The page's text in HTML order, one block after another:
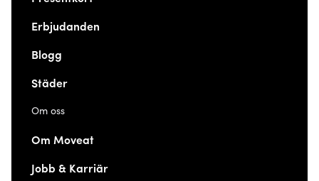
Erbjudanden
Blogg
Städer
Om oss
Om Moveat
Jobb & Karriär